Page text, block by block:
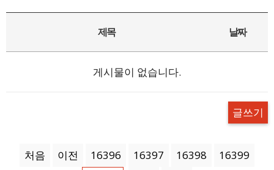
제목 날짜
게시물이 없습니다.
글쓰기
처음 이전 16396 16397 16398
16399